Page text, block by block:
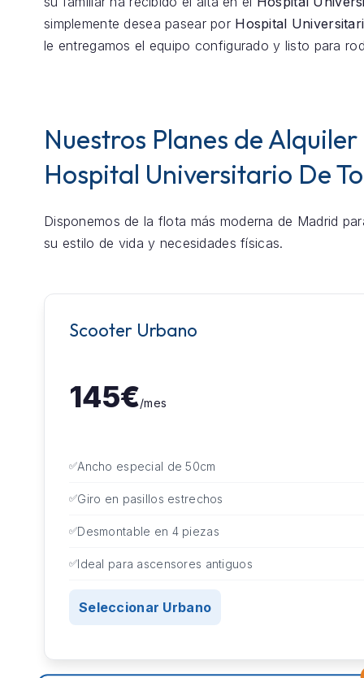
simplemente desea pasear por Hospital
le entregamos el equipo configurado y listo para
Nuestros Planes de Alquiler
Hospital Universitario De
Disponemos de la flota más moderna de Madrid
su estilo de vida y necesidades físicas.
Scooter Urbano
145€/mes
Ancho especial de 50cm
Giro en pasillos estrechos
Desmontable en 4 piezas
Ideal para ascensores antiguos
Seleccionar Urbano